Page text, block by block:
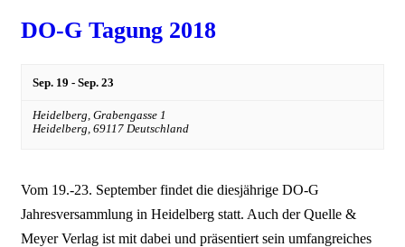
DO-G Tagung 2018
Sep. 19 - Sep. 23
Heidelberg, Grabengasse 1
Heidelberg 69117 Deutschland
Vom 19.-23. September findet die diesjährige DO-G
Jahresversammlung in Heidelberg statt. Auch der Quelle &
Meyer Verlag ist mit dabei und präsentiert sein umfangreiches